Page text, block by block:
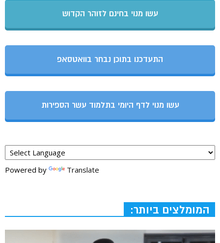
עשו מנוי בחינם לזוהר הקדוש
התעדכנו בתוכן נבחר בוואטסאפ
עשו מנוי לדף היומי בתלמוד עשר הספירות
Powered by Translate
המומלצים ביותר: